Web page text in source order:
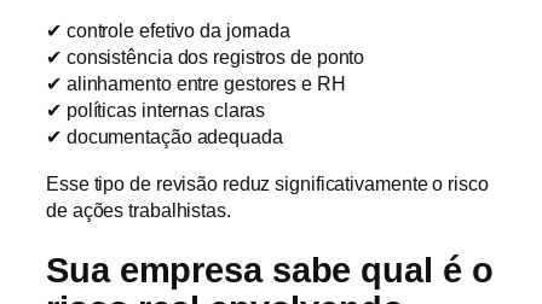
✔ controle efetivo da jornada
✔ consistência dos registros de ponto
✔ alinhamento entre gestores e RH
✔ políticas internas claras
✔ documentação adequada
Esse tipo de revisão reduz significativamente o risco
de ações trabalhistas.
Sua empresa sabe qual é o